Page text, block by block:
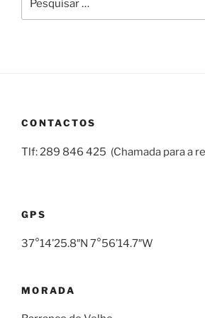
por:
CONTACTOS
Tlf: 289 846 425 (Chamada para a
GPS
37°14’25.8″N 7°56’14.7″W
MORADA